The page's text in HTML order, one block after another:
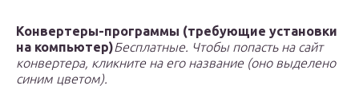
Конвертеры-программы (требующие установки
на компьютер)Бесплатные. Чтобы попасть на сайт
конвертера, кликните на его название (оно выделено
синим цветом).